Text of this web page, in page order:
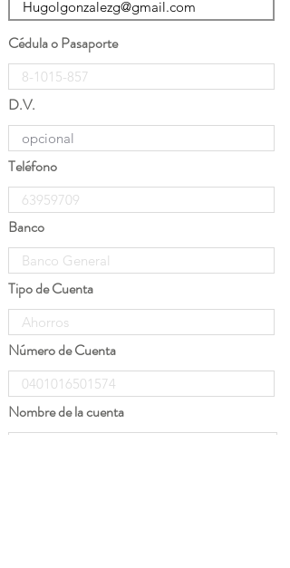
Cédula o Pasaporte
D.V.
Teléfono
Banco
Tipo de Cuenta
Número de Cuenta
Nombre de la cuenta